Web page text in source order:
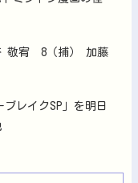
敬宥 8（捕） 加藤
ブレイクSP」を明日